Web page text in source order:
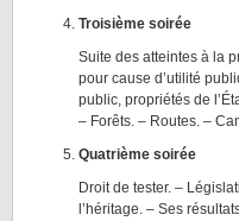
Troisième soirée
Suite des atteintes à la
pour cause d’utilité
public, propriétés de
– Forêts. – Routes. –
Quatrième soirée
Droit de tester. –
l’héritage. – Ses